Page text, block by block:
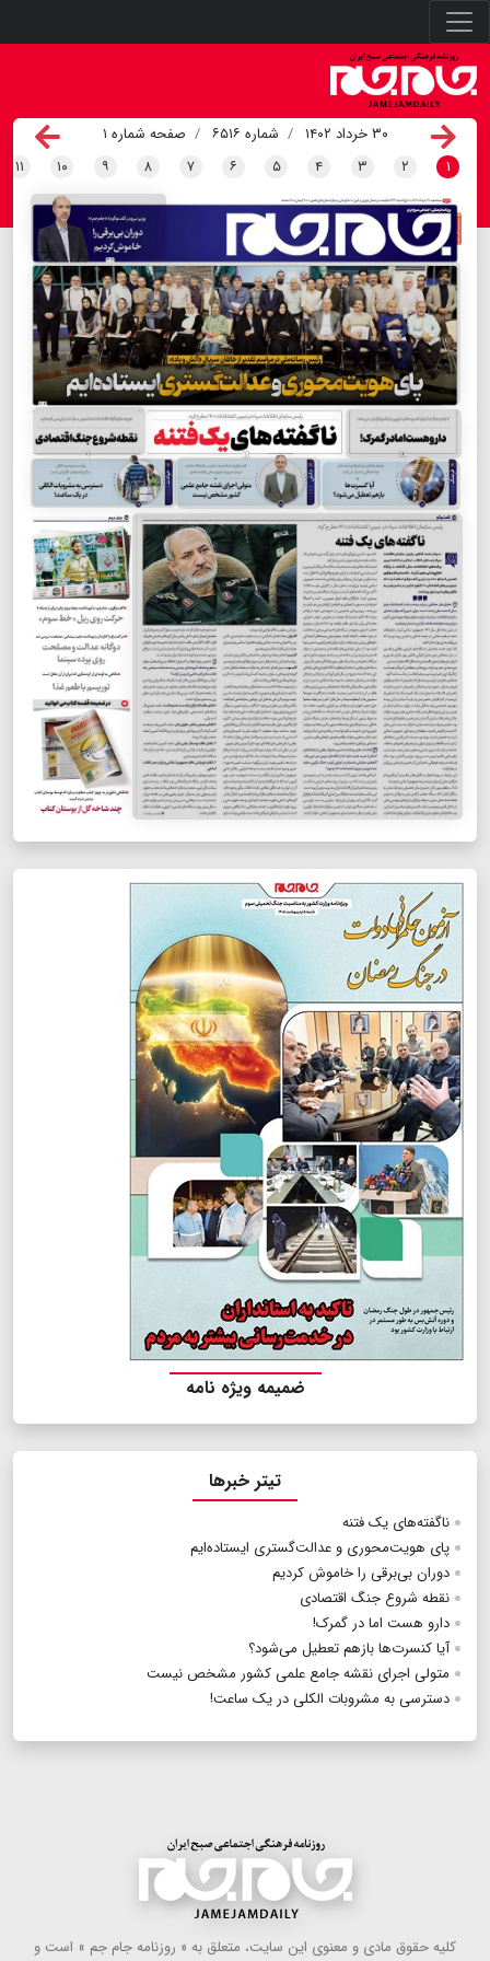
۳۰ خرداد ۱۴۰۲ شماره ۶۵۱۶
صفحه شماره ۱
۱
۲ ۳ ۴ ۵ ۶ ۷ ۸ ۹ ۱۰ ۱۱
ضمیمه ویژه نامه
تیتر خبرها
ناگفته‌‌های یک فتنه
پای هویت‌محوری و عدالت‌گستری ایستاده‌ایم
دوران بی‌برقی را خاموش کردیم
نقطه شروع جنگ اقتصادی
دارو هست اما در گمرک‌!
آیا ‌کنسرت‌ها ‌بازهم تعطیل می‌شود؟
متولی اجرای نقشه جامع علمی کشور مشخص نیست
دسترسی به مشروبات الکلی در یک ساعت!
كلیه حقوق مادی و معنوی این سایت، متعلق به « روزنامه جام جم » است و